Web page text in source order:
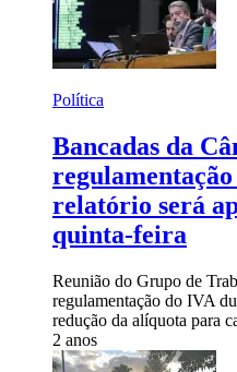
Política
Bancadas da
relatório será
quinta-feira
Reunião do Grupo de
regulamentação do IVA
redução da alíquota para
2 anos